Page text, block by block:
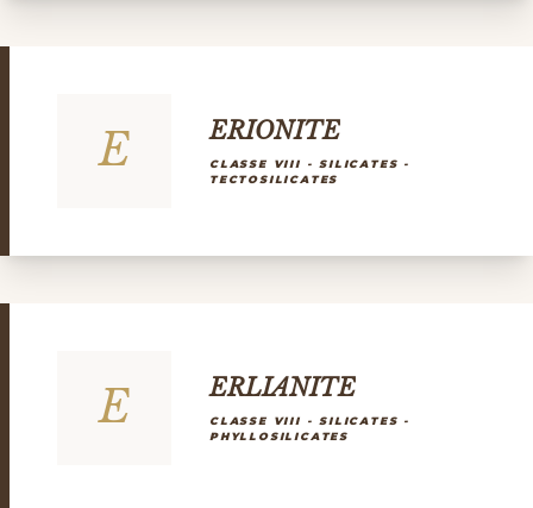
E ERIONITE
CLASSE VIII - SILICATES -
TECTOSILICATES
E ERLIANITE
CLASSE VIII - SILICATES -
PHYLLOSILICATES